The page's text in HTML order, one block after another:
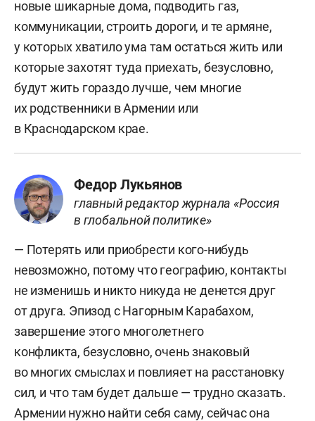
новые шикарные дома, подводить газ,
коммуникации, строить дороги, и те армяне,
у которых хватило ума там остаться жить или
которые захотят туда приехать, безусловно,
будут жить гораздо лучше, чем многие
их родственники в Армении или
в Краснодарском крае.
Федор Лукьянов
главный редактор журнала «Россия
в глобальной политике»
— Потерять или приобрести кого-нибудь
невозможно, потому что географию, контакты
не изменишь и никто никуда не денется друг
от друга. Эпизод с Нагорным Карабахом,
завершение этого многолетнего
конфликта, безусловно, очень знаковый
во многих смыслах и повлияет на расстановку
сил, и что там будет дальше — трудно сказать.
Армении нужно найти себя саму, сейчас она